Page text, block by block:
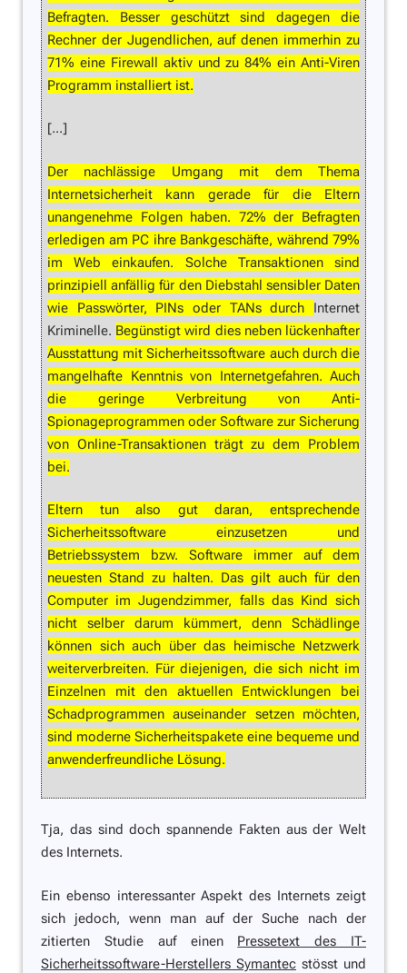
Befragten. Besser geschützt sind dagegen die
Rechner der Jugendlichen, auf denen immerhin zu
71% eine Firewall aktiv und zu 84% ein Anti-Viren
Programm installiert ist.
[...]
Der nachlässige Umgang mit dem Thema
Internetsicherheit kann gerade für die Eltern
unangenehme Folgen haben. 72% der Befragten
erledigen am PC ihre Bankgeschäfte, während 79%
im Web einkaufen. Solche Transaktionen sind
prinzipiell anfällig für den Diebstahl sensibler Daten
wie Passwörter, PINs oder TANs durch Internet
Kriminelle. Begünstigt wird dies neben lückenhafter
Ausstattung mit Sicherheitssoftware auch durch die
mangelhafte Kenntnis von Internetgefahren. Auch
die geringe Verbreitung von Anti-
Spionageprogrammen oder Software zur Sicherung
von Online-Transaktionen trägt zu dem Problem
bei.
Eltern tun also gut daran, entsprechende
Sicherheitssoftware einzusetzen und
Betriebssystem bzw. Software immer auf dem
neuesten Stand zu halten. Das gilt auch für den
Computer im Jugendzimmer, falls das Kind sich
nicht selber darum kümmert, denn Schädlinge
können sich auch über das heimische Netzwerk
weiterverbreiten. Für diejenigen, die sich nicht im
Einzelnen mit den aktuellen Entwicklungen bei
Schadprogrammen auseinander setzen möchten,
sind moderne Sicherheitspakete eine bequeme und
anwenderfreundliche Lösung.
Tja, das sind doch spannende Fakten aus der Welt
des Internets.
Ein ebenso interessanter Aspekt des Internets zeigt
sich jedoch, wenn man auf der Suche nach der
zitierten Studie auf einen Pressetext des IT-
Sicherheitssoftware-Herstellers Symantec stösst und